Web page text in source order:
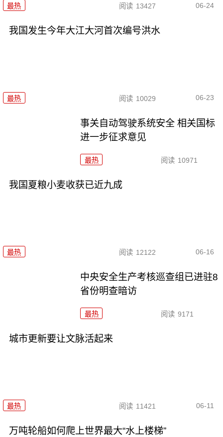
最热 阅读 13427 06-24
我国发生今年大江大河首次编号洪水
最热 阅读 10029 06-23
事关自动驾驶系统安全 相关国标
进一步征求意见
最热 阅读 10971
我国夏粮小麦收获已近九成
最热 阅读 12122 06-16
中央安全生产考核巡查组已进驻8
省份明查暗访
最热 阅读 9171
城市更新要让文脉活起来
最热 阅读 11421 06-11
万吨轮船如何爬上世界最大“水上楼梯”